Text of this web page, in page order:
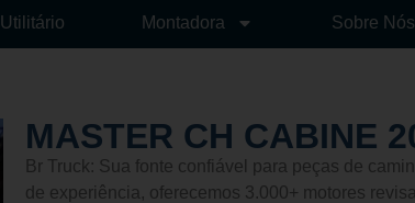
Utilitário Montadora Sobre Nós
MASTER CH CABINE
Br Truck: Sua fonte confiável para peças de
de experiência, oferecemos 3.000+ motores